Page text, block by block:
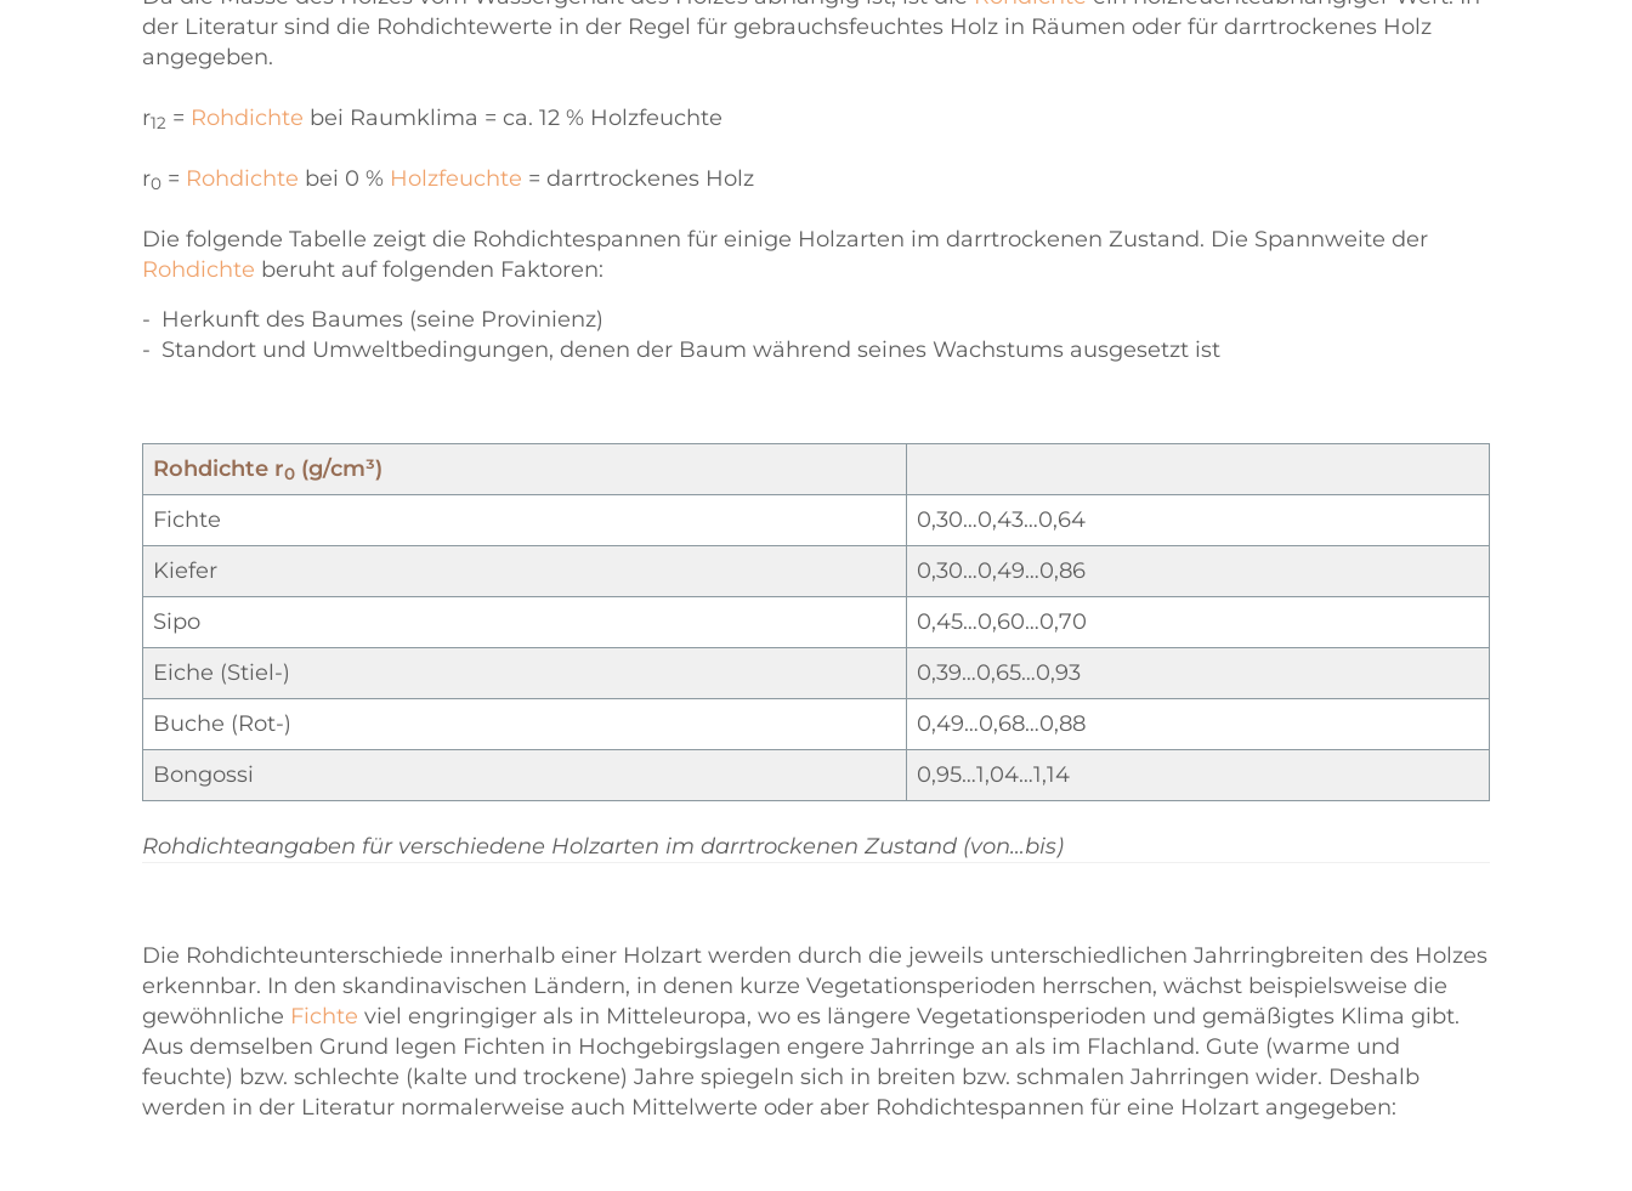
der Literatur sind die Rohdichtewerte in der Regel für gebrauchsfeuchtes Holz in Räumen oder für darrtrockenes Holz
angegeben.
r12 = Rohdichte bei Raumklima = ca. 12 % Holzfeuchte
r0 = Rohdichte bei 0 % Holzfeuchte = darrtrockenes Holz
Die folgende Tabelle zeigt die Rohdichtespannen für einige Holzarten im darrtrockenen Zustand. Die Spannweite der
Rohdichte beruht auf folgenden Faktoren:
Herkunft des Baumes (seine Provinienz)
Standort und Umweltbedingungen, denen der Baum während seines Wachstums ausgesetzt ist
Rohdichte r0 (g/cm³)
Fichte
0,30…0,43…0,64
Kiefer
0,30…0,49…0,86
Sipo
0,45…0,60…0,70
Eiche (Stiel-)
0,39…0,65…0,93
Buche (Rot-)
0,49…0,68…0,88
Bongossi
0,95…1,04…1,14
Rohdichteangaben für verschiedene Holzarten im darrtrockenen Zustand (von…bis)
Die Rohdichteunterschiede innerhalb einer Holzart werden durch die jeweils unterschiedlichen Jahrringbreiten des Holzes
erkennbar. In den skandinavischen Ländern, in denen kurze Vegetationsperioden herrschen, wächst beispielsweise die
gewöhnliche Fichte viel engringiger als in Mitteleuropa, wo es längere Vegetationsperioden und gemäßigtes Klima gibt.
Aus demselben Grund legen Fichten in Hochgebirgslagen engere Jahrringe an als im Flachland. Gute (warme und
feuchte) bzw. schlechte (kalte und trockene) Jahre spiegeln sich in breiten bzw. schmalen Jahrringen wider. Deshalb
werden in der Literatur normalerweise auch Mittelwerte oder aber Rohdichtespannen für eine Holzart angegeben: